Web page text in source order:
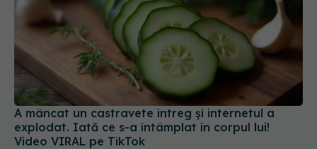
A mâncat un castravete întreg și internetul a
explodat. Iată ce s-a întâmplat în corpul lui!
Video VIRAL pe TikTok
08 apr 2025, 14:13